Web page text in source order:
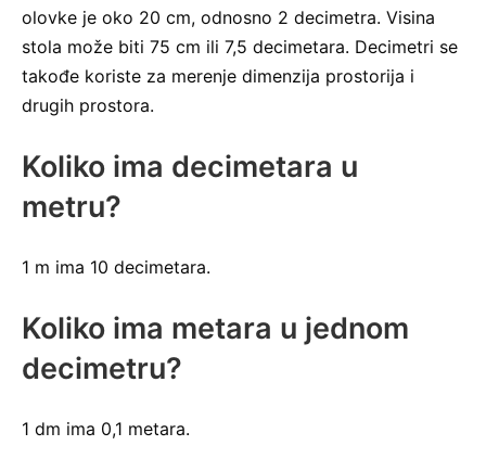
olovke je oko 20 cm, odnosno 2 decimetra. Visina
stola može biti 75 cm ili 7,5 decimetara. Decimetri se
takođe koriste za merenje dimenzija prostorija i
drugih prostora.
Koliko ima decimetara u
metru?
1 m ima 10 decimetara.
Koliko ima metara u jednom
decimetru?
1 dm ima 0,1 metara.